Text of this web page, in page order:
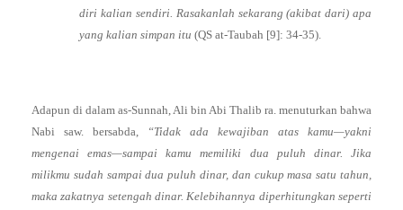
diri kalian sendiri. Rasakanlah sekarang (akibat dari) apa
yang kalian simpan itu(QS at-Taubah [9]: 34-35).
Adapun di dalam as-Sunnah, Ali bin Abi Thalib ra. menuturkan bahwa
Nabi saw. bersabda,
“Tidak ada kewajiban atas kamu—yakni
mengenai emas—sampai kamu memiliki dua puluh dinar. Jika
milikmu sudah sampai dua puluh dinar, dan cukup masa satu tahun,
maka zakatnya setengah dinar. Kelebihannya diperhitungkan seperti